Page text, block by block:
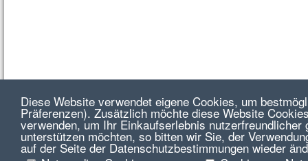
Diese Website verwendet eigene Cookies, um
Präferenzen). Zusätzlich möchte diese Website
verwenden, um Ihr Einkaufserlebnis
unterstützen möchten, so bitten wir Sie, der
auf der Seite der Datenschutzbestimmungen wieder